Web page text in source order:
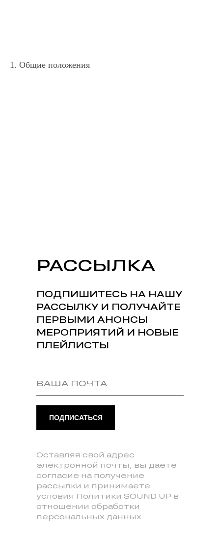
1. Общие положения
РАССЫЛКА
ПОДПИШИТЕСЬ НА НАШУ
РАССЫЛКУ И ПОЛУЧАЙТЕ
ПЕРВЫМИ АНОНСЫ
МЕРОПРИЯТИЙ И НОВЫЕ
ПЛЕЙЛИСТЫ
ПОДПИСАТЬСЯ
Оставляя свой адрес
электронной почты, вы даете
согласие на получение
рассылки и принимаете
условия Политики SOUND UP в
отношении обработки
персональных данных.